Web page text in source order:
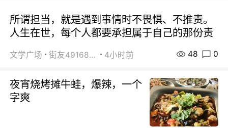
所谓担当，就是遇到事情时不畏惧、不推责。
人生在世，每个人都要承担属于自己的那份责
文学广场 街友49168527 4小时前 48 0
夜宵烧烤摊牛蛙，爆辣，一个
字爽